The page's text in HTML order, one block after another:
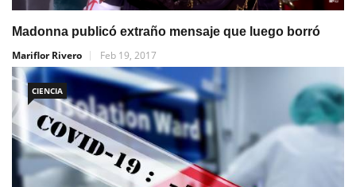
Madonna publicó extraño mensaje que luego borró
Mariflor Rivero
Feb 19, 2017
CIENCIA